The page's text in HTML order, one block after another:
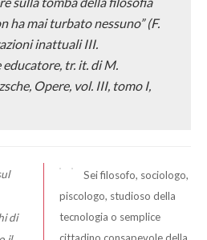
ha maiturbatonessuno” (F.
inattuali III.
educatore, tr. it. di M.
Opere, vol. III, tomo I,
Sei filosofo, sociologo,
piscologo, studioso della
tecnologia o semplice
cittadino consapevole della
di